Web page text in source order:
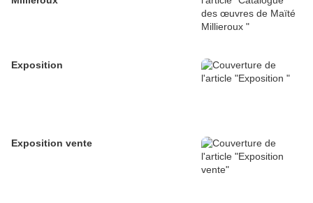
Exposition
Exposition vente